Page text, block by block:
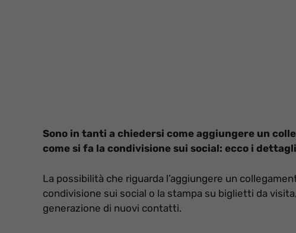
Sono in tanti a chiedersi come aggiungere un
come si fa la condivisione sui social: ecco i
La possibilità che riguarda l’aggiungere un
condivisione sui social o la stampa su biglietti da
generazione di nuovi contatti.